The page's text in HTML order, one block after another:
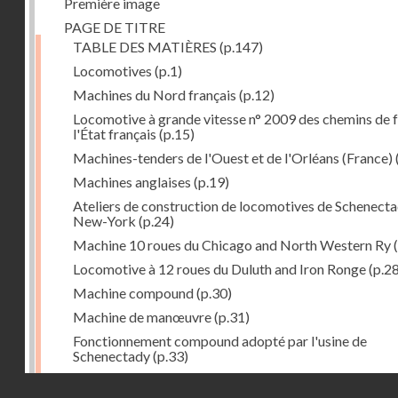
PAGE DE TITRE
TABLE DES MATIÈRES (p.147)
Locomotives (p.1)
Machines du Nord français (p.12)
Locomotive à grande vitesse n° 2009 des chemins de
l'État français (p.15)
Machines-tenders de l'Ouest et de l'Orléans (France)
Machines anglaises (p.19)
Ateliers de construction de locomotives de
New-York (p.24)
Machine 10 roues du Chicago and North Western Ry
Locomotive à 12 roues du Duluth and Iron Ronge
Machine compound(p.30)
Machine de manœuvre(p.31)
Fonctionnement compound adopté par l'usine de
Schenectady(p.33)